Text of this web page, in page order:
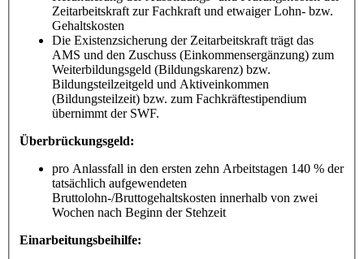
Zeitarbeitskraft zur Fachkraft und etwaiger Lohn- bzw.
Gehaltskosten
Die Existenzsicherung der Zeitarbeitskraft trägt das
AMS und den Zuschuss (Einkommensergänzung) zum
Weiterbildungsgeld (Bildungskarenz) bzw.
Bildungsteilzeitgeld und Aktiveinkommen
(Bildungsteilzeit) bzw. zum Fachkräftestipendium
übernimmt der SWF.
Überbrückungsgeld:
pro Anlassfall in den ersten zehn Arbeitstagen 140 % der
tatsächlich aufgewendeten
Bruttolohn-/Bruttogehaltskosten innerhalb von zwei
Wochen nach Beginn der Stehzeit
Einarbeitungsbeihilfe: